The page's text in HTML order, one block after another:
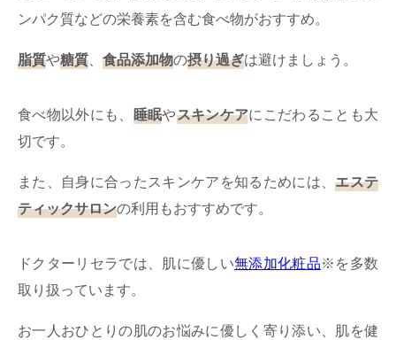
ンパク質などの栄養素を含む食べ物がおすすめ。
脂質や糖質 食品添加物の摂り過ぎは避けましょう。
食べ物以外にも、 睡眠やスキンケアにこだわることも大
切です。
また、自身に合ったスキンケアを知るためには、エステ
ティックサロンの利用もおすすめです。
ドクターリセラでは、肌に優しい無添加化粧品※を多数
取り扱っています。
お一人おひとりの肌のお悩みに優しく寄り添い、肌を健